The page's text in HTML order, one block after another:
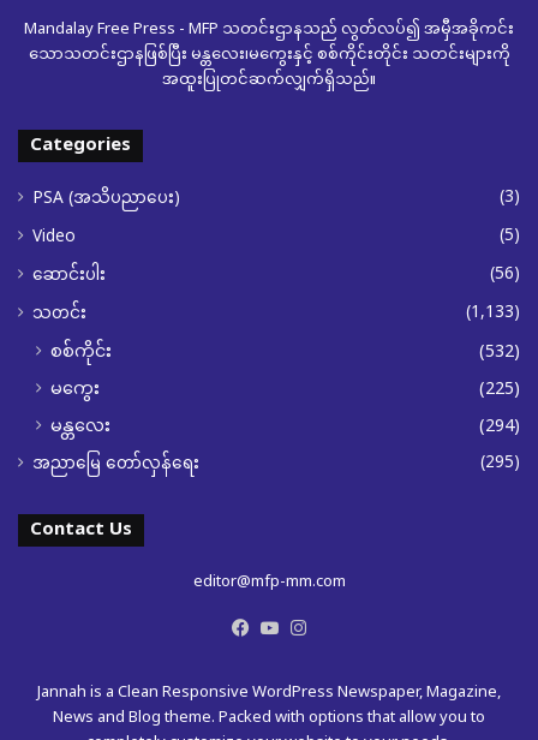
Mandalay Free Press - MFP သတင်းဌာနသည် လွတ်လပ်၍ အမှီအခိုကင်း
သောသတင်းဌာနဖြစ်ပြီး မန္တလေး၊မကွေးနှင့် စစ်ကိုင်းတိုင်း သတင်းများကို
အထူးပြုတင်ဆက်လျှက်ရှိသည်။
Categories
PSA (အသိပညာပေး)
(3)
Video
(5)
ဆောင်းပါး
(56)
သတင်း
(1,133)
စစ်ကိုင်း
(532)
မကွေး
(225)
မန္တလေး
(294)
အညာမြေ တော်လှန်ရေး (295)
Contact Us
editor@mfp-mm.com
Facebook
YouTube
Jannah is a Clean Responsive WordPress Newspaper, Magazine,
News and Blog theme. Packed with options that allow you to